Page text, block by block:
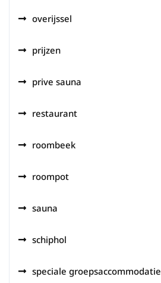
overijssel
prijzen
prive sauna
restaurant
roombeek
roompot
sauna
schiphol
speciale groepsaccommodatie